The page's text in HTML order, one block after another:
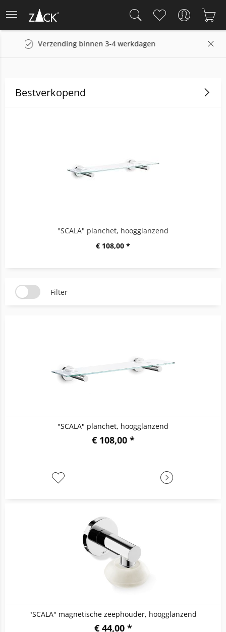
14 dagen retourrecht
Bestverkopend
"SCALA" planchet, hoogglanzend
€ 108,00 *
Filter
"SCALA" planchet, hoogglanzend
€ 108,00 *
"SCALA" magnetische zeephouder, hoogglanzend
€ 44,00 *